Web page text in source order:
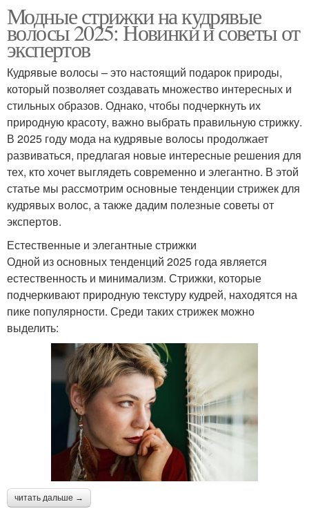
Модные стрижки на кудрявые
волосы 2025: Новинки и советы от
экспертов
Кудрявые волосы – это настоящий подарок природы,
который позволяет создавать множество интересных и
стильных образов. Однако, чтобы подчеркнуть их
природную красоту, важно выбрать правильную стрижку.
В 2025 году мода на кудрявые волосы продолжает
развиваться, предлагая новые интересные решения для
тех, кто хочет выглядеть современно и элегантно. В этой
статье мы рассмотрим основные тенденции стрижек для
кудрявых волос, а также дадим полезные советы от
экспертов.
Естественные и элегантные стрижки
Одной из основных тенденций 2025 года является
естественность и минимализм. Стрижки, которые
подчеркивают природную текстуру кудрей, находятся на
пике популярности. Среди таких стрижек можно
выделить:
читать дальше →